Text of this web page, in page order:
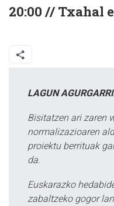
20:00 // Txahal
LAGUN
Bisitatzen ari zaren
normalizazioaren
proiektu berrituak
da.
Euskarazko
zabaltzeko gogor